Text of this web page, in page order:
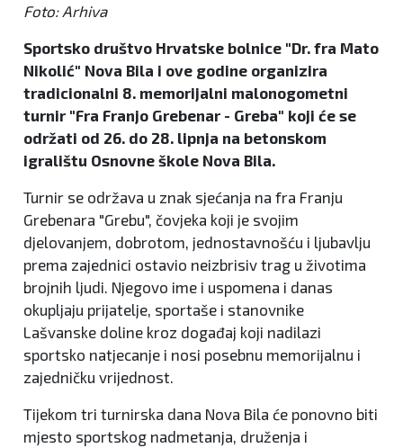
Foto: Arhiva
Sportsko društvo Hrvatske bolnice "Dr. fra Mato
Nikolić" Nova Bila i ove godine organizira
tradicionalni 8. memorijalni malonogometni
turnir "Fra Franjo Grebenar - Greba" koji će se
održati od 26. do 28. lipnja na betonskom
igralištu Osnovne škole Nova Bila.
Turnir se održava u znak sjećanja na fra Franju
Grebenara "Grebu", čovjeka koji je svojim
djelovanjem, dobrotom, jednostavnošću i ljubavlju
prema zajednici ostavio neizbrisiv trag u životima
brojnih ljudi. Njegovo ime i uspomena i danas
okupljaju prijatelje, sportaše i stanovnike
Lašvanske doline kroz događaj koji nadilazi
sportsko natjecanje i nosi posebnu memorijalnu i
zajedničku vrijednost.
Tijekom tri turnirska dana Nova Bila će ponovno biti
mjesto sportskog nadmetanja, druženja i